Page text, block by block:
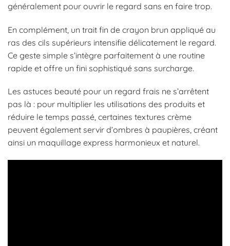
généralement pour ouvrir le regard sans en faire trop.
En complément, un trait fin de crayon brun appliqué au
ras des cils supérieurs intensifie délicatement le regard.
Ce geste simple s’intègre parfaitement à une routine
rapide et offre un fini sophistiqué sans surcharge.
Les astuces beauté pour un regard frais ne s’arrêtent
pas là : pour multiplier les utilisations des produits et
réduire le temps passé, certaines textures crème
peuvent également servir d’ombres à paupières, créant
ainsi un maquillage express harmonieux et naturel.